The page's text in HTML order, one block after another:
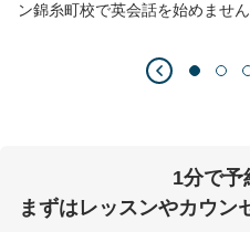
ン錦糸町校で英会話を始めませ
1分で予
まずはレッスンやカウン